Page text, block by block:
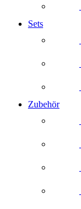
Sets
Zubehör